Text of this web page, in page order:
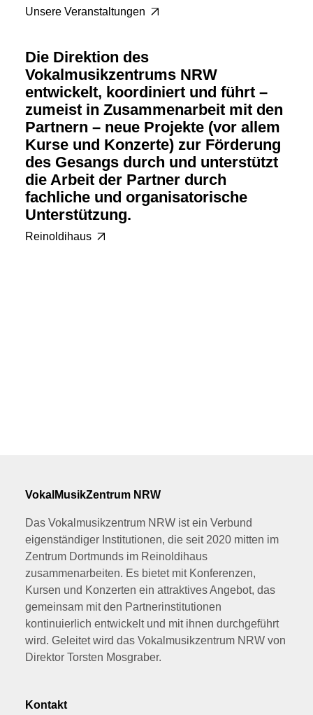
Unsere Veranstaltungen
Die Direktion des
Vokalmusikzentrums NRW
entwickelt, koordiniert und führt –
zumeist in Zusammenarbeit mit den
Partnern – neue Projekte (vor allem
Kurse und Konzerte) zur Förderung
des Gesangs durch und unterstützt
die Arbeit der Partner durch
fachliche und organisatorische
Unterstützung.
Reinoldihaus
VokalMusikZentrum NRW
Das Vokalmusikzentrum NRW ist ein Verbund
eigenständiger Institutionen, die seit 2020 mitten im
Zentrum Dortmunds im Reinoldihaus
zusammenarbeiten. Es bietet mit Konferenzen,
Kursen und Konzerten ein attraktives Angebot, das
gemeinsam mit den Partnerinstitutionen
kontinuierlich entwickelt und mit ihnen durchgeführt
wird. Geleitet wird das Vokalmusikzentrum NRW von
Direktor Torsten Mosgraber.
Kontakt